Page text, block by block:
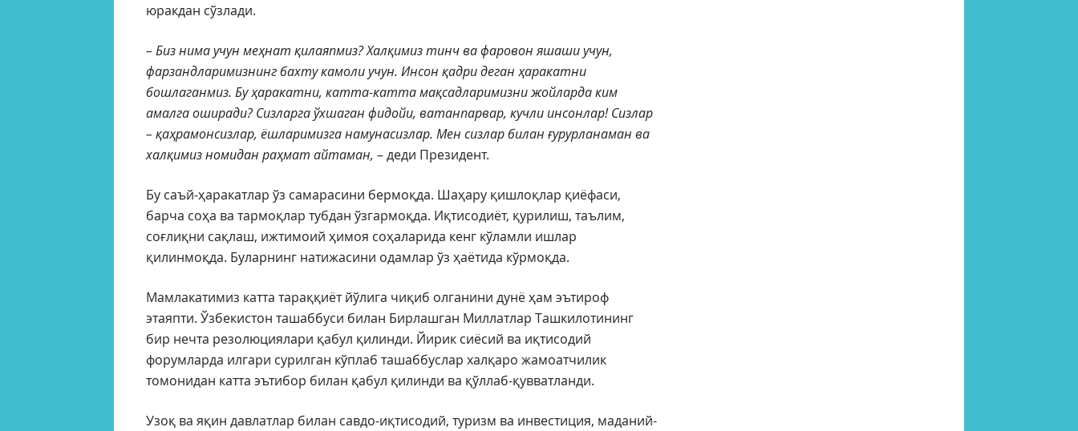
юракдан сўзлади.
– Биз нима учун меҳнат қилаяпмиз? Халқимиз тинч ва фаровон яшаши учун,
фарзандларимизнинг бахту камоли учун. Инсон қадри деган ҳаракатни
бошлаганмиз. Бу ҳаракатни, катта-катта мақсадларимизни жойларда ким
амалга оширади? Сизларга ўхшаган фидойи, ватанпарвар, кучли инсонлар! Сизлар
– қаҳрамонсизлар, ёшларимизга намунасизлар. Мен сизлар билан ғурурланаман ва
халқимиз номидан раҳмат айтаман, – деди Президент.
Бу саъй-ҳаракатлар ўз самарасини бермоқда. Шаҳару қишлоқлар қиёфаси,
барча соҳа ва тармоқлар тубдан ўзгармоқда. Иқтисодиёт, қурилиш, таълим,
соғлиқни сақлаш, ижтимоий ҳимоя соҳаларида кенг кўламли ишлар
қилинмоқда. Буларнинг натижасини одамлар ўз ҳаётида кўрмоқда.
Мамлакатимиз катта тараққиёт йўлига чиқиб олганини дунё ҳам эътироф
этаяпти. Ўзбекистон ташаббуси билан Бирлашган Миллатлар Ташкилотининг
бир нечта резолюциялари қабул қилинди. Йирик сиёсий ва иқтисодий
форумларда илгари сурилган кўплаб ташаббуслар халқаро жамоатчилик
томонидан катта эътибор билан қабул қилинди ва қўллаб-қувватланди.
Узоқ ва яқин давлатлар билан савдо-иқтисодий, туризм ва инвестиция, маданий-